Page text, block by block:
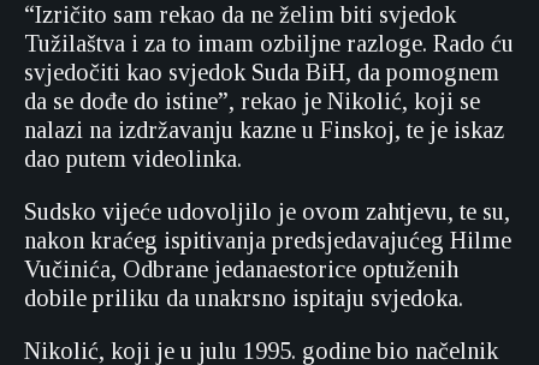
“Izričito sam rekao da ne želim biti svjedok
Tužilaštva i za to imam ozbiljne razloge. Rado ću
svjedočiti kao svjedok Suda BiH, da pomognem
da se dođe do istine”, rekao je Nikolić, koji se
nalazi na izdržavanju kazne u Finskoj, te je iskaz
dao putem videolinka.
Sudsko vijeće udovoljilo je ovom zahtjevu, te su,
nakon kraćeg ispitivanja predsjedavajućeg Hilme
Vučinića, Odbrane jedanaestorice optuženih
dobile priliku da unakrsno ispitaju svjedoka.
Nikolić, koji je u julu 1995. godine bio načelnik